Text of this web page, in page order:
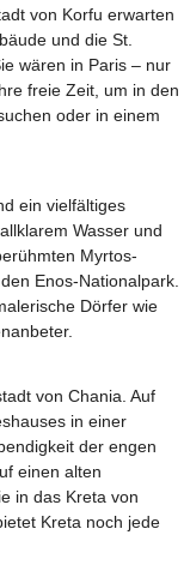
von Korfu erwarten
und die St.
wären in Paris – nur
freie Zeit, um in den
oder in einem
ein vielfältiges
Wasser und
Myrtos-
Enos-Nationalpark.
Dörfer wie
von Chania. Auf
in einer
der engen
einen alten
in das Kreta von
Kreta noch jede